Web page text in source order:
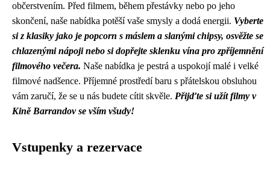
občerstvením. Před filmem, během přestávky nebo po jeho
skončení, naše nabídka potěší vaše smysly a dodá energii. Vyberte
si z klasiky jako je popcorn s máslem a slanými chipsy, osvěžte se
chlazenými nápoji nebo si dopřejte sklenku vína pro zpříjemnění
filmového večera. Naše nabídka je pestrá a uspokojí malé i velké
filmové nadšence. Příjemné prostředí baru s přátelskou obsluhou
vám zaručí, že se u nás budete cítit skvěle. Přijďte si užít filmy v
Kině Barrandov se vším všudy!
Vstupenky a rezervace